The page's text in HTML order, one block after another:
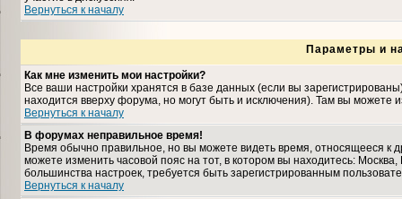
Вернуться к началу
Параметры и
Как мне изменить мои настройки?
Все ваши настройки хранятся в базе данных (если вы
находится вверху форума, но могут быть и исключения). Там вы можете
Вернуться к началу
В форумах неправильное время!
Время обычно правильное, но вы можете видеть время, относящееся к
можете изменить часовой пояс на тот, в котором вы находитесь:
большинства настроек, требуется быть зарегистрированным
Вернуться к началу